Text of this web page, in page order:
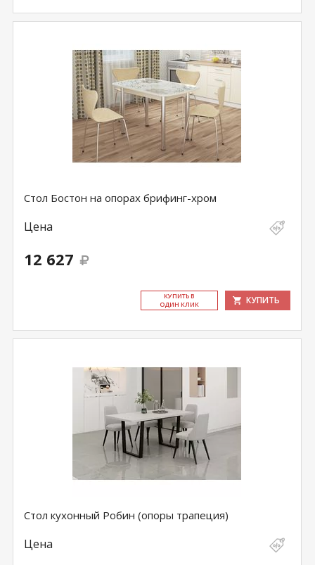
Стол Бостон на опорах брифинг-хром
Цена
12 627
КУ­ПИТЬ В
ОДИН КЛИК
КУПИТЬ
Стол кухонный Робин (опоры трапеция)
Цена